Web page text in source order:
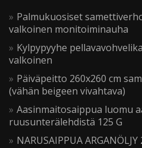
Palmukuosiset
valkoinen monitoiminauha
Kylpypyyhe
valkoinen
Päiväpeitto 260x260 cm
(vähän beigeen vivahtava)
Aasinmaitosaippua luomu
ruusunterälehdistä 125 G
NARUSAIPPUA ARGANÖLJY